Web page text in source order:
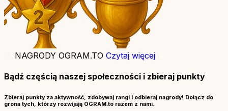
NAGRODY OGRAM.TO Czytaj więcej
Bądź częścią naszej społeczności i zbieraj punkty
Zbieraj punkty za aktywność, zdobywaj rangi i odbieraj nagrody! Dołącz do
grona tych, którzy rozwijają OGRAM.to razem z nami.